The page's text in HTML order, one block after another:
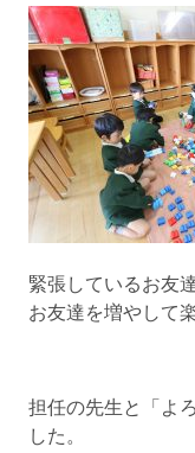
緊張しているお友
お友達を増やして
担任の先生と「よ
した。